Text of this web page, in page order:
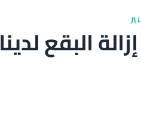
البقع لدينا